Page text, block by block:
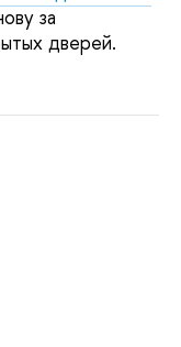
за
дверей.